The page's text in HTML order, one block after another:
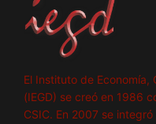
El Instituto de Economía,
(IEGD) se creó en 1986
CSIC. En 2007 se